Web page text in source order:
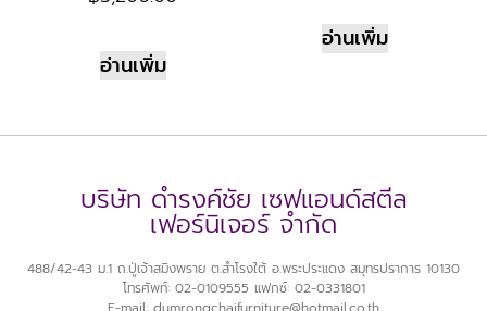
อ่านเพิ่ม
อ่านเพิ่ม
บริษัท ดำรงค์ชัย เซฟแอนด์สตีล
เฟอร์นิเจอร์ จำกัด
488/42-43 ม.1 ถ.ปู่เจ้าสมิงพราย ต.สำโรงใต้ อ.พระประแดง สมุทรปราการ 10130
โทรศัพท์: 02-0109555 แฟกซ์: 02-0331801